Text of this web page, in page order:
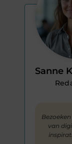
Sanne
van